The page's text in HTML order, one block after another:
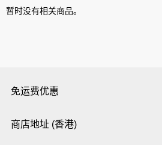
暂时没有相关商品。
免运费优惠
商店地址 (香港)